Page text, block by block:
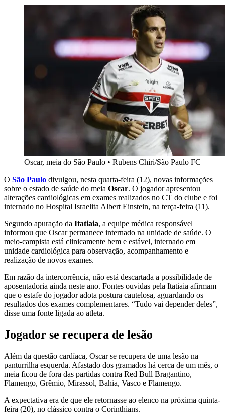
Oscar, meia do São Paulo • Rubens Chiri/São Paulo FC
O São Paulo divulgou, nesta quarta-feira (12), novas informações
sobre o estado de saúde do meia Oscar. O jogador apresentou
alterações cardiológicas em exames realizados no CT do clube e foi
internado no Hospital Israelita Albert Einstein, na terça-feira (11).
Segundo apuração da Itatiaia, a equipe médica responsável
informou que Oscar permanece internado na unidade de saúde. O
meio-campista está clinicamente bem e estável, internado em
unidade cardiológica para observação, acompanhamento e
realização de novos exames.
Em razão da intercorrência, não está descartada a possibilidade de
aposentadoria ainda neste ano. Fontes ouvidas pela Itatiaia afirmam
que o estafe do jogador adota postura cautelosa, aguardando os
resultados dos exames complementares. “Tudo vai depender deles”,
disse uma fonte ligada ao atleta.
Jogador se recupera de lesão
Além da questão cardíaca, Oscar se recupera de uma lesão na
panturrilha esquerda. Afastado dos gramados há cerca de um mês, o
meia ficou de fora das partidas contra Red Bull Bragantino,
Flamengo, Grêmio, Mirassol, Bahia, Vasco e Flamengo.
A expectativa era de que ele retornasse ao elenco na próxima quinta-
feira (20), no clássico contra o Corinthians.